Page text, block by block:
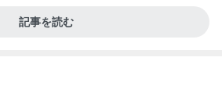
記事を読む